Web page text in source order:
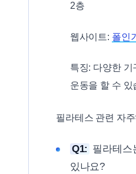
2층
웹사이트: 폴인
특징: 다양한
운동을 할 수 있
필라테스 관련 자
Q1: 필라테스
있나요?